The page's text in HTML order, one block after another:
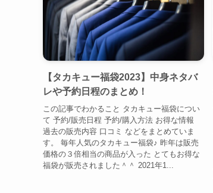
【タカキュー福袋2023】中身ネタバ
レや予約日程のまとめ！
この記事でわかること タカキュー福袋につい
て 予約/販売日程 予約/購入方法 お得な情報
過去の販売内容 口コミ などをまとめていま
す。 毎年人気のタカキュー福袋♪ 昨年は販売
価格の３倍相当の商品が入った とてもお得な
福袋が販売されました＾＾ 2021年1...